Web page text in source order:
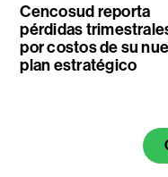
Cencosud reporta
pérdidas
por costos de su
plan estratégico